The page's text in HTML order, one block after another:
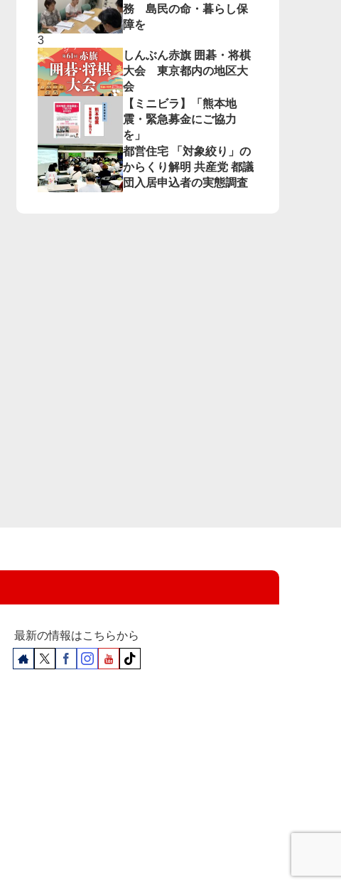
務 島民の命・暮らし保
障を
しんぶん赤旗 囲碁・将棋
大会 東京都内の地区大
会
【ミニビラ】「熊本地
震・緊急募金にご協力
を」
都営住宅 「対象絞り」の
からくり解明 共産党 都議
団入居申込者の実態調査
最新の情報はこちらから